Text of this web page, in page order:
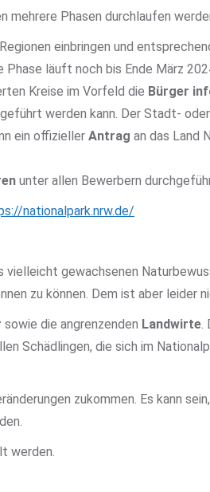
mehrere Phasen durchlaufen
einbringen und
läuft noch bis Ende März
Kreise im Vorfeld die Bürger
werden kann. Der Stadt-
ein offizieller Antrag an das Land
unter allen Bewerbern
nationalpark.nrw.de/
vielleicht gewachsenen
zu können. Dem ist aber leider
sowie die angrenzenden Landwirte
Schädlingen, die sich im
zukommen. Es kann
werden.